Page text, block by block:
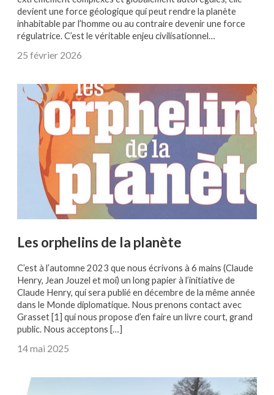
devient une force géologique qui peut rendre la planète
inhabitable par l’homme ou au contraire devenir une force
régulatrice. C’est le véritable enjeu civilisationnel…
25 février 2026
Les orphelins de la planète
C’est à l’automne 2023 que nous écrivons à 6 mains (Claude
Henry, Jean Jouzel et moi) un long papier à l’initiative de
Claude Henry, qui sera publié en décembre de la même année
dans le Monde diplomatique. Nous prenons contact avec
Grasset [1] qui nous propose d’en faire un livre court, grand
public. Nous acceptons […]
14 mai 2025